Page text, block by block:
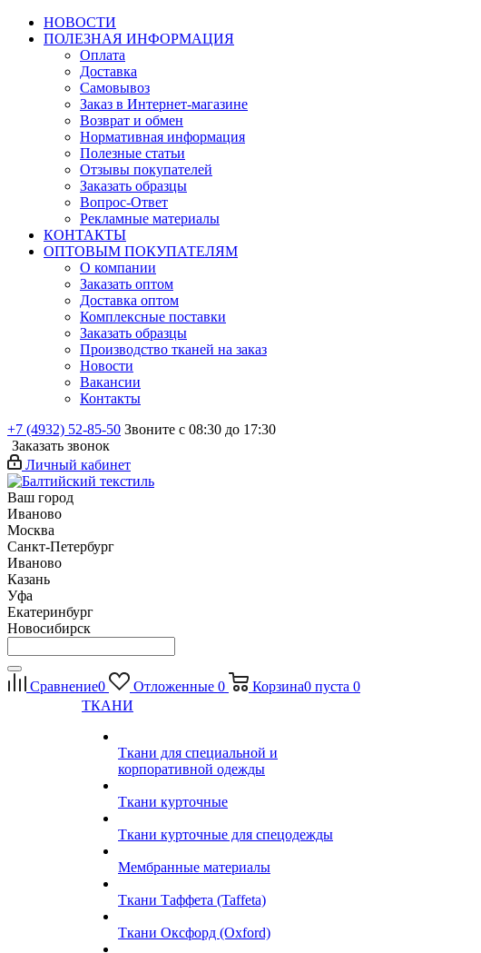
НОВОСТИ
ПОЛЕЗНАЯ ИНФОРМАЦИЯ
Оплата
Доставка
Самовывоз
Заказ в Интернет-магазине
Возврат и обмен
Нормативная информация
Полезные статьи
Отзывы покупателей
Заказать образцы
Вопрос-Ответ
Рекламные материалы
КОНТАКТЫ
ОПТОВЫМ ПОКУПАТЕЛЯМ
О компании
Заказать оптом
Доставка оптом
Комплексные поставки
Заказать образцы
Производство тканей на заказ
Новости
Вакансии
Контакты
+7 (4932) 52-85-50 Звоните с 08:30 до 17:30
Заказать звонок
Личный кабинет
Ваш город
Иваново
Москва
Санкт-Петербург
Иваново
Казань
Уфа
Екатеринбург
Новосибирск
Сравнение0 Отложенные 0 Корзина0 пуста 0
ТКАНИ
Ткани для специальной и
корпоративной одежды
Ткани курточные
Ткани курточные для спецодежды
Мембранные материалы
Ткани Таффета (Taffeta)
Ткани Оксфорд (Oxford)